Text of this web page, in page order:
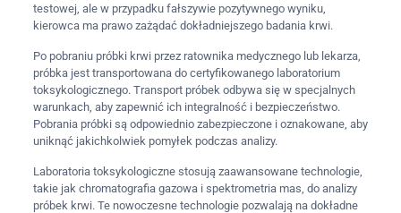
testowej, ale w przypadku fałszywie pozytywnego wyniku,
kierowca ma prawo zażądać dokładniejszego badania krwi.
Po pobraniu próbki krwi przez ratownika medycznego lub lekarza,
próbka jest transportowana do certyfikowanego laboratorium
toksykologicznego. Transport próbek odbywa się w specjalnych
warunkach, aby zapewnić ich integralność i bezpieczeństwo.
Pobrania próbki są odpowiednio zabezpieczone i oznakowane, aby
uniknąć jakichkolwiek pomyłek podczas analizy.
Laboratoria toksykologiczne stosują zaawansowane technologie,
takie jak chromatografia gazowa i spektrometria mas, do analizy
próbek krwi. Te nowoczesne technologie pozwalają na dokładne